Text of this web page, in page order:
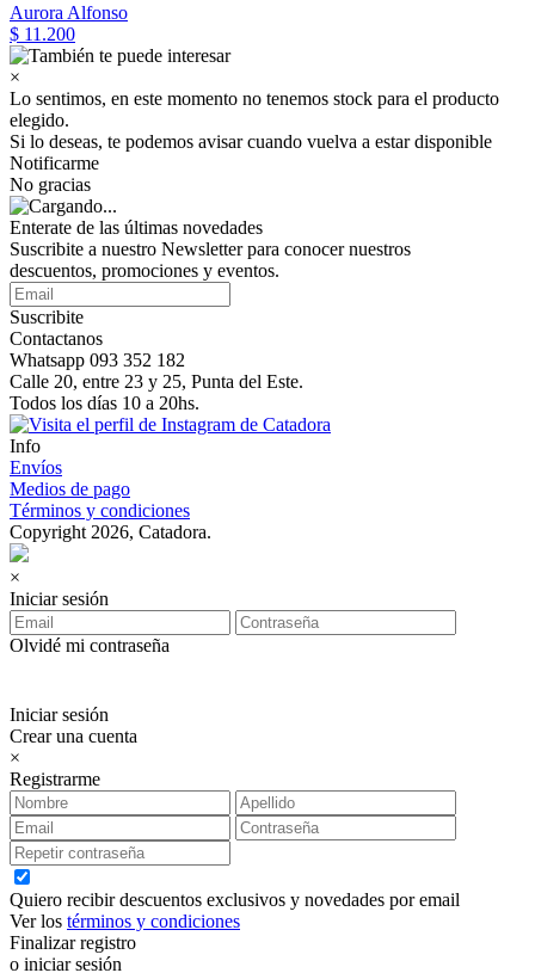
Aurora Alfonso
$ 11.200
×
Lo sentimos, en este momento no tenemos stock para el producto
elegido.
Si lo deseas, te podemos avisar cuando vuelva a estar disponible
Notificarme
No gracias
Enterate de las últimas novedades
Suscribite a nuestro Newsletter para conocer nuestros
descuentos, promociones y eventos.
Suscribite
Contactanos
Whatsapp 093 352 182
Calle 20, entre 23 y 25, Punta del Este.
Todos los días 10 a 20hs.
Info
Envíos
Medios de pago
Términos y condiciones
Copyright 2026, Catadora.
×
Iniciar sesión
Olvidé mi contraseña
Iniciar sesión
Crear una cuenta
×
Registrarme
Quiero recibir descuentos exclusivos y novedades por email
Ver los términos y condiciones
Finalizar registro
o iniciar sesión